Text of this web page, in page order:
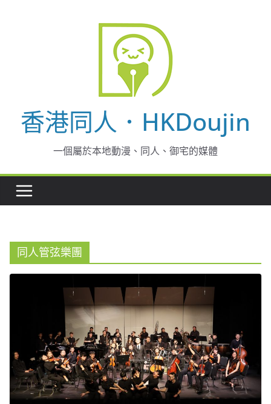
香港同人．HKDoujin
一個屬於本地動漫、同人、御宅的媒體
同人管弦樂團